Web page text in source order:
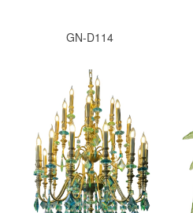
GN-D114